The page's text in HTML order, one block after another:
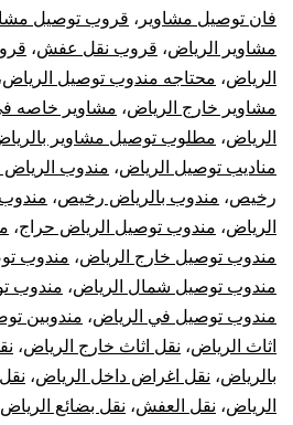
فان توصيل مشاوير ، قروب توصيل
مشاوير الرياض، قروب نقل عفش،
الرياض، محتاجه مندوب توصيل الرياض
مشاوير خارج الرياض، مشاوير خاصه
الرياض، مطلوب توصيل مشاوير
مناديب توصيل الرياض، مندوب
رخيص، مندوب بالرياض رخيص،
الرياض، مندوب توصيل الرياض حراج،
مندوب توصيل خارج الرياض، مندوب
مندوب توصيل شمال الرياض، مندوب
مندوب توصيل في الرياض، مندوبين
اثاث الرياض، نقل اثاث خارج الرياض،
بالرياض، نقل اغراض داخل الرياض،
الرياض، نقل العفش، نقل بضائع الرياض